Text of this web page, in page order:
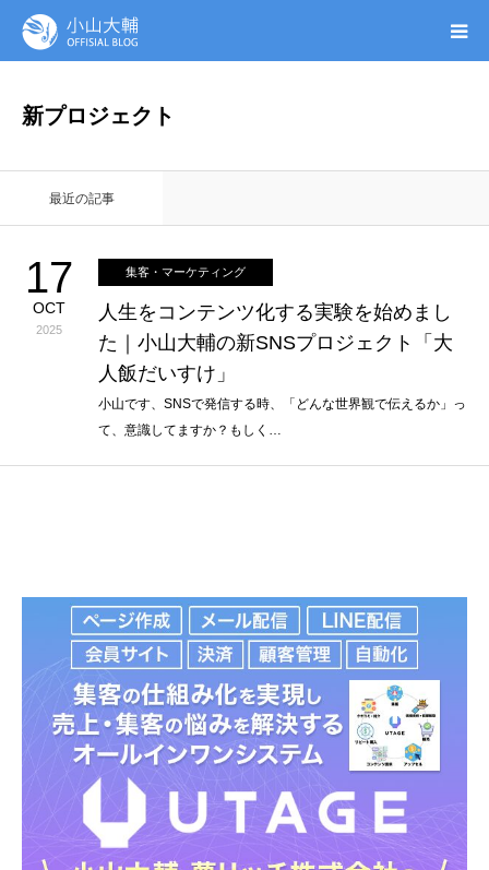
新プロジェクト
最近の記事
17
OCT
2025
集客・マーケティング
人生をコンテンツ化する実験を始めまし
た｜小山大輔の新SNSプロジェクト「大
人飯だいすけ」
小山です、SNSで発信する時、「どんな世界観で伝えるか」っ
て、意識してますか？もしく…
無料ガイドブック
オンシク本
プロフィール